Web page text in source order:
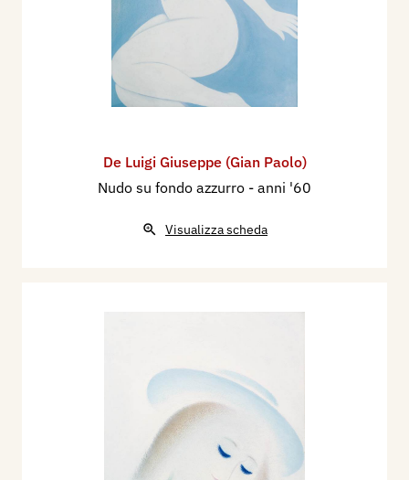
De Luigi Giuseppe (Gian Paolo)
Nudo su fondo azzurro - anni '60
Visualizza scheda